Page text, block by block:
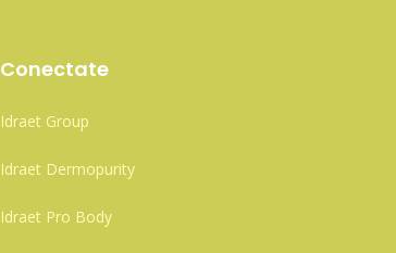
Conectate
Idraet Group
Idraet Dermopurity
Idraet Pro Body